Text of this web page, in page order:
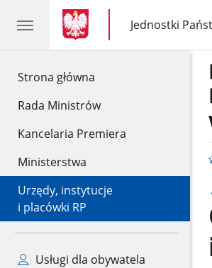
Strona główna
Rada Ministrów
Kancelaria Premiera
Ministerstwa
Urzędy, instytucje
i placówki RP
Usługi dla obywatela
gov.pl
gov.pl
Jednostki
gov.pl
Jednostki
Państwowej